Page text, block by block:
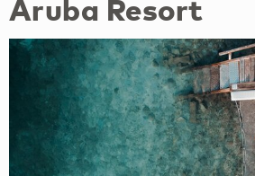
Aruba Resort